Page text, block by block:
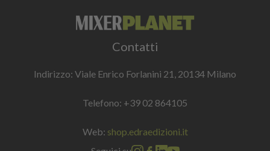
Contatti
Indirizzo: Viale Enrico Forlanini 21, 20134 Milano
Telefono: +39 02 864105
Web: shop.edraedizioni.it